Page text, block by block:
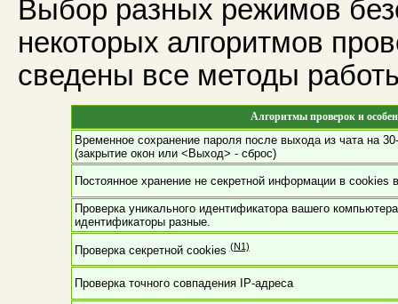
Выбор разных режимов
некоторых алгоритмов
сведены все методы
Алгоритмы проверок и
Временное сохранение пароля после выхода из чата на
(закрытие окон или <Выход> - сброс)
Постоянное хранение не секретной информации в cookies
Проверка уникального идентификатора вашего
идентификаторы разные.
Проверка секретной cookies(N1)
Проверка точного совпадения IP-адреса